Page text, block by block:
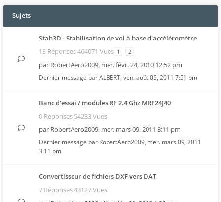
Sujets
Stab3D - Stabilisation de vol à base d'accéléromètre
13 Réponses 464071 Vues 1 2
par RobertAero2009, mer. févr. 24, 2010 12:52 pm
Dernier message parALBERT, ven. août 05, 2011 7:51 pm
Banc d'essai / modules RF 2.4 Ghz MRF24J40
0 Réponses 54233 Vues
par RobertAero2009, mer. mars 09, 2011 3:11 pm
Dernier message par RobertAero2009, mer. mars 09, 2011
3:11 pm
Convertisseur de fichiers DXF vers DAT
7 Réponses 43127 Vues